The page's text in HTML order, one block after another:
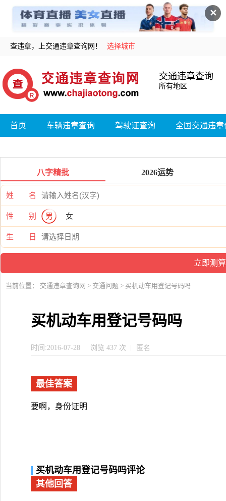
✕
查违章，上交通违章查询网！ 选择城市
交通违章查询
所有地区
首页 车辆违章查询 驾驶证查询 全国交通违
八字精批 2026运势
姓 名
性 别 男 女
生 日
当前位置： 交通违章查询网 > 交通问题 > 买机动车用登记号码吗
买机动车用登记号码吗
时间:2016-07-28 浏览 437 次 匿名
最佳答案
要啊，身份证明
买机动车用登记号码吗评论
其他回答